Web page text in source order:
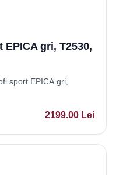
gri, T2530,
sport EPICA gri,
2199.00 Lei